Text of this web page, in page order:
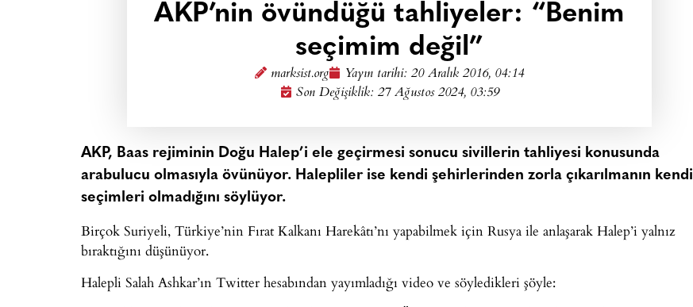
AKP’nin övündüğü tahliyeler: “Benim
seçimim değil”
marksist.org Yayın tarihi: 20 Aralık 2016, 04:14
Son Değişiklik: 27 Ağustos 2024, 03:59
AKP, Baas rejiminin Doğu Halep’i ele geçirmesi sonucu sivillerin tahliyesi konusunda
arabulucu olmasıyla övünüyor. Halepliler ise kendi şehirlerinden zorla çıkarılmanın kendi
seçimleri olmadığını söylüyor.
Birçok Suriyeli, Türkiye’nin Fırat Kalkanı Harekâtı’nı yapabilmek için Rusya ile anlaşarak Halep’i yalnız
bıraktığını düşünüyor.
Halepli Salah Ashkar’ın Twitter hesabından yayımladığı video ve söyledikleri şöyle: